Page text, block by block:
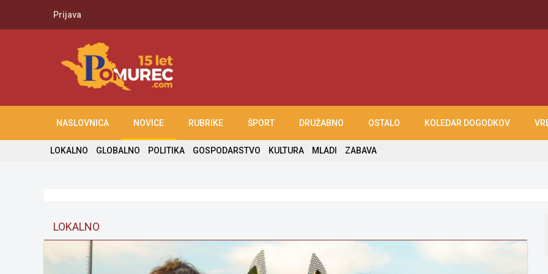
Prijava
NASLOVNICA NOVICE RUBRIKE ŠPORT DRUŽABNO OSTALO KOLEDAR DOGODKOV
LOKALNO GLOBALNO POLITIKA GOSPODARSTVO KULTURA MLADI ZABAVA
LOKALNO